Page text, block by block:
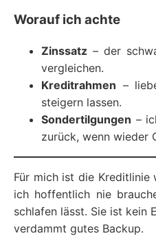
Worauf ich achte
Zinssatz – der
vergleichen.
Kreditrahmen –
steigern lassen.
Sondertilgungen –
zurück, wenn wieder
Für mich ist die Kreditlinie
ich hoffentlich nie
schlafen lässt. Sie ist kein
verdammt gutes Backup.